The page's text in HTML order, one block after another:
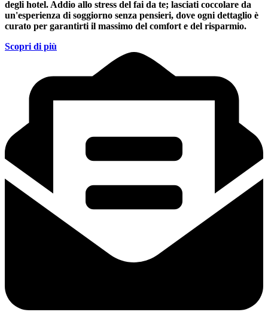
degli hotel. Addio allo stress del fai da te; lasciati coccolare da
un'esperienza di soggiorno senza pensieri, dove ogni dettaglio è
curato per garantirti il massimo del comfort e del risparmio.
Scopri di più